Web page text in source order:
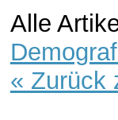
Alle
« Zurück